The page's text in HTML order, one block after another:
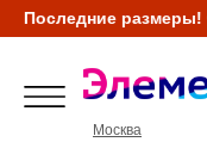
Последние
Москва